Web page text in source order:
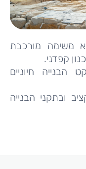
משימה מורכבת
קפדני.
הבנייה חיוניים
ובתקני הבנייה